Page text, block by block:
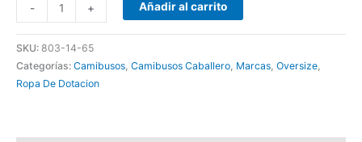
- + Añadir al carrito
SKU: 803-14-65
Categorías: Camibusos Camibusos Caballero Marcas Oversize
Ropa De Dotacion